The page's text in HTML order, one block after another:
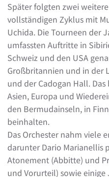
Später folgten zwei
vollständigen Zyklus mit
Uchida. Die Tourneen der
umfassten Auftritte in
Schweiz und den USA
Großbritannien und in der
und der Cadogan Hall.
Asien, Europa und
den Bermudainseln, in
beinhalten.
Das Orchester nahm viele
darunter Dario Marianellis
Atonement (Abbitte) und
und Vorurteil) sowie